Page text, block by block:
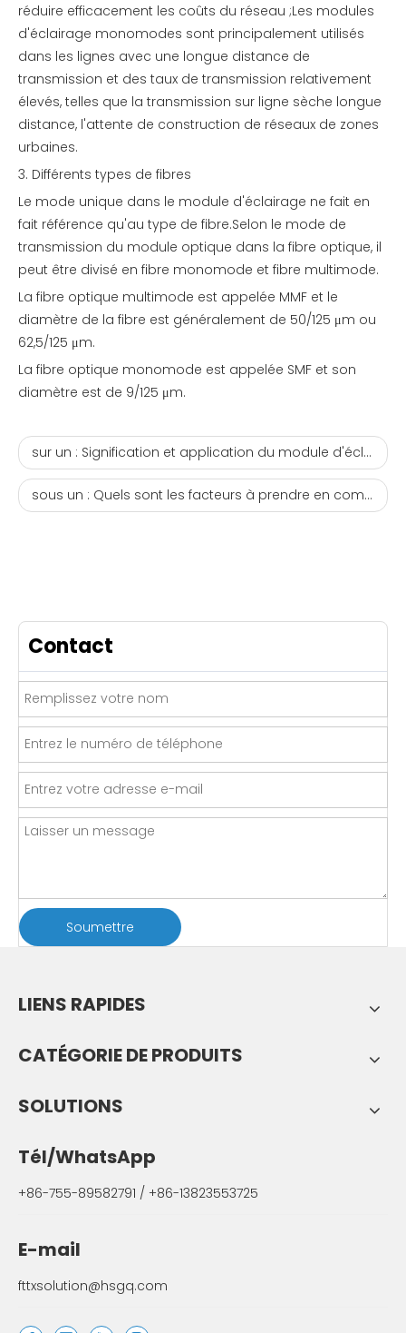
réduire efficacement les coûts du réseau ;Les modules
d'éclairage monomodes sont principalement utilisés
dans les lignes avec une longue distance de
transmission et des taux de transmission relativement
élevés, telles que la transmission sur ligne sèche longue
distance, l'attente de construction de réseaux de zones
urbaines.
3. Différents types de fibres
Le mode unique dans le module d'éclairage ne fait en
fait référence qu'au type de fibre.Selon le mode de
transmission du module optique dans la fibre optique, il
peut être divisé en fibre monomode et fibre multimode.
La fibre optique multimode est appelée MMF et le
diamètre de la fibre est généralement de 50/125 μm ou
62,5/125 μm.
La fibre optique monomode est appelée SMF et son
diamètre est de 9/125 μm.
sur un : Signification et application du module d'éclairage monomode. Émetteurs-récepteurs à fibre optique SFP compatibles Huawei en gros
sous un : Quels sont les facteurs à prendre en compte pour acheter le module optique ? Module émetteur-récepteur optique de Shenzhen
Contact
Soumettre
LIENS RAPIDES
CATÉGORIE DE PRODUITS
SOLUTIONS
Tél/WhatsApp
+86-755-89582791 / +86-13823553725
E-mail
fttxsolution@hsgq.com